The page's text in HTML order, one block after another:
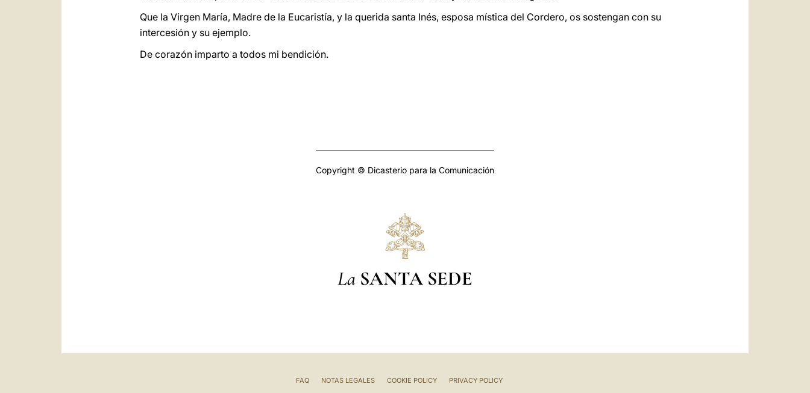
Que la Virgen María, Madre de la Eucaristía, y la querida santa Inés, esposa mística del Cordero, os sostengan con su
intercesión y su ejemplo.
De corazón imparto a todos mi bendición.
Copyright © Dicasterio para la Comunicación
La SANTA SEDE
FAQ NOTAS LEGALES COOKIE POLICY PRIVACY POLICY